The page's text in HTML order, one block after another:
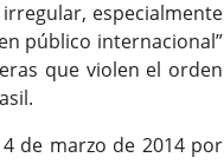
especialmente
público internacional”
que violen el orden
de marzo de 2014 por